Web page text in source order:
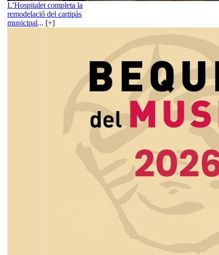
L’Hospitalet completa la
remodelació del cartipàs
municipal... [+]